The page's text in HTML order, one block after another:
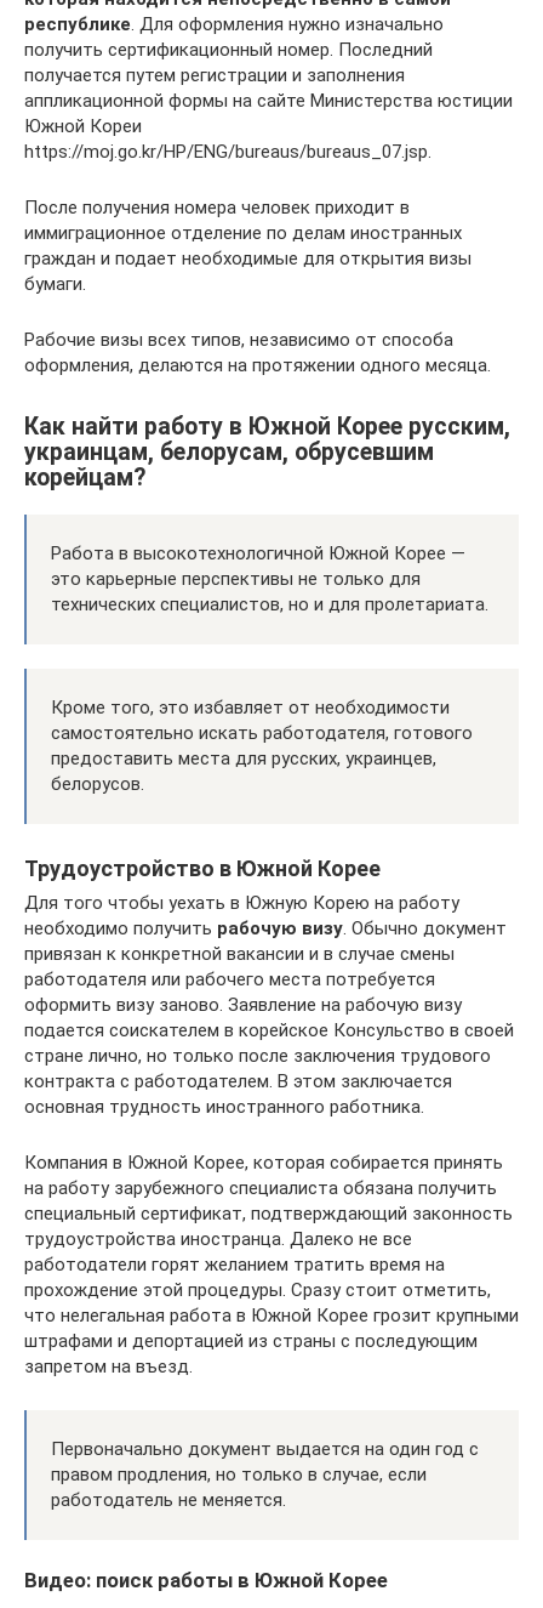
республике. Для оформления нужно изначально
получить сертификационный номер. Последний
получается путем регистрации и заполнения
аппликационной формы на сайте Министерства юстиции
Южной Кореи
https://moj.go.kr/HP/ENG/bureaus/bureaus_07.jsp.
После получения номера человек приходит в
иммиграционное отделение по делам иностранных
граждан и подает необходимые для открытия визы
бумаги.
Рабочие визы всех типов, независимо от способа
оформления, делаются на протяжении одного месяца.
Как найти работу в Южной Корее русским,
украинцам, белорусам, обрусевшим
корейцам?
Работа в высокотехнологичной Южной Корее —
это карьерные перспективы не только для
технических специалистов, но и для пролетариата.
Кроме того, это избавляет от необходимости
самостоятельно искать работодателя, готового
предоставить места для русских, украинцев,
белорусов.
Трудоустройство в Южной Корее
Для того чтобы уехать в Южную Корею на работу
необходимо получить рабочую визу. Обычно документ
привязан к конкретной вакансии и в случае смены
работодателя или рабочего места потребуется
оформить визу заново. Заявление на рабочую визу
подается соискателем в корейское Консульство в своей
стране лично, но только после заключения трудового
контракта с работодателем. В этом заключается
основная трудность иностранного работника.
Компания в Южной Корее, которая собирается принять
на работу зарубежного специалиста обязана получить
специальный сертификат, подтверждающий законность
трудоустройства иностранца. Далеко не все
работодатели горят желанием тратить время на
прохождение этой процедуры. Сразу стоит отметить,
что нелегальная работа в Южной Корее грозит крупными
штрафами и депортацией из страны с последующим
запретом на въезд.
Первоначально документ выдается на один год с
правом продления, но только в случае, если
работодатель не меняется.
Видео: поиск работы в Южной Корее